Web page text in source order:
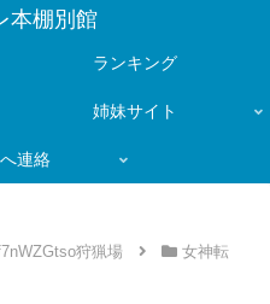
本棚別館
ランキング
姉妹サイト
連絡
狩猟場
女神転